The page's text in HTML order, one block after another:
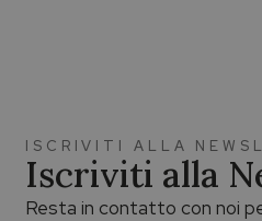
ISCRIVITI ALLA
Iscriviti alla
Resta in contatto con noi